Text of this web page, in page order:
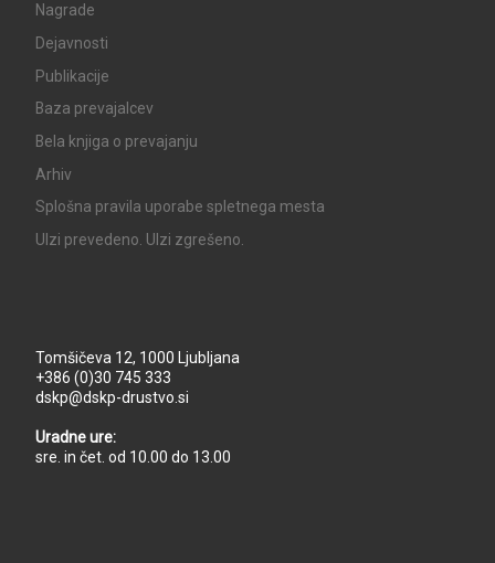
Nagrade
Dejavnosti
Publikacije
Baza prevajalcev
Bela knjiga o prevajanju
Arhiv
Splošna pravila uporabe spletnega mesta
UIzi prevedeno. UIzi zgrešeno.
Tomšičeva 12, 1000 Ljubljana
+386 (0)30 745 333
dskp@dskp-drustvo.si
Uradne ure:
sre. in čet. od 10.00 do 13.00